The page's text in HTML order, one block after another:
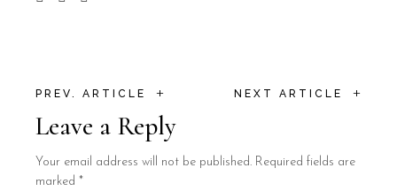
PREV. ARTICLE + NEXT ARTICLE +
Leave a Reply
Your email address will not be published. Required fields are
marked *